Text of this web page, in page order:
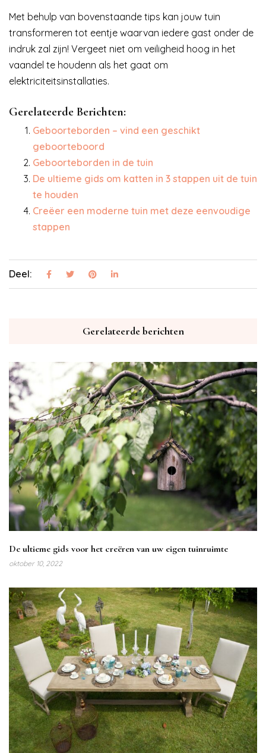
Met behulp van bovenstaande tips kan jouw tuin
transformeren tot eentje waarvan iedere gast onder de
indruk zal zijn! Vergeet niet om veiligheid hoog in het
vaandel te houdenn als het gaat om
elektriciteitsinstallaties.
Gerelateerde Berichten:
Geboorteborden – vind een geschikt
geboorteboord
Geboorteborden in de tuin
De ultieme gids om katten in 3 stappen uit de tuin
te houden
Creëer een moderne tuin met deze eenvoudige
stappen
Deel:
Gerelateerde berichten
De ultieme gids voor het creëren van uw eigen tuinruimte
oktober 10, 2022